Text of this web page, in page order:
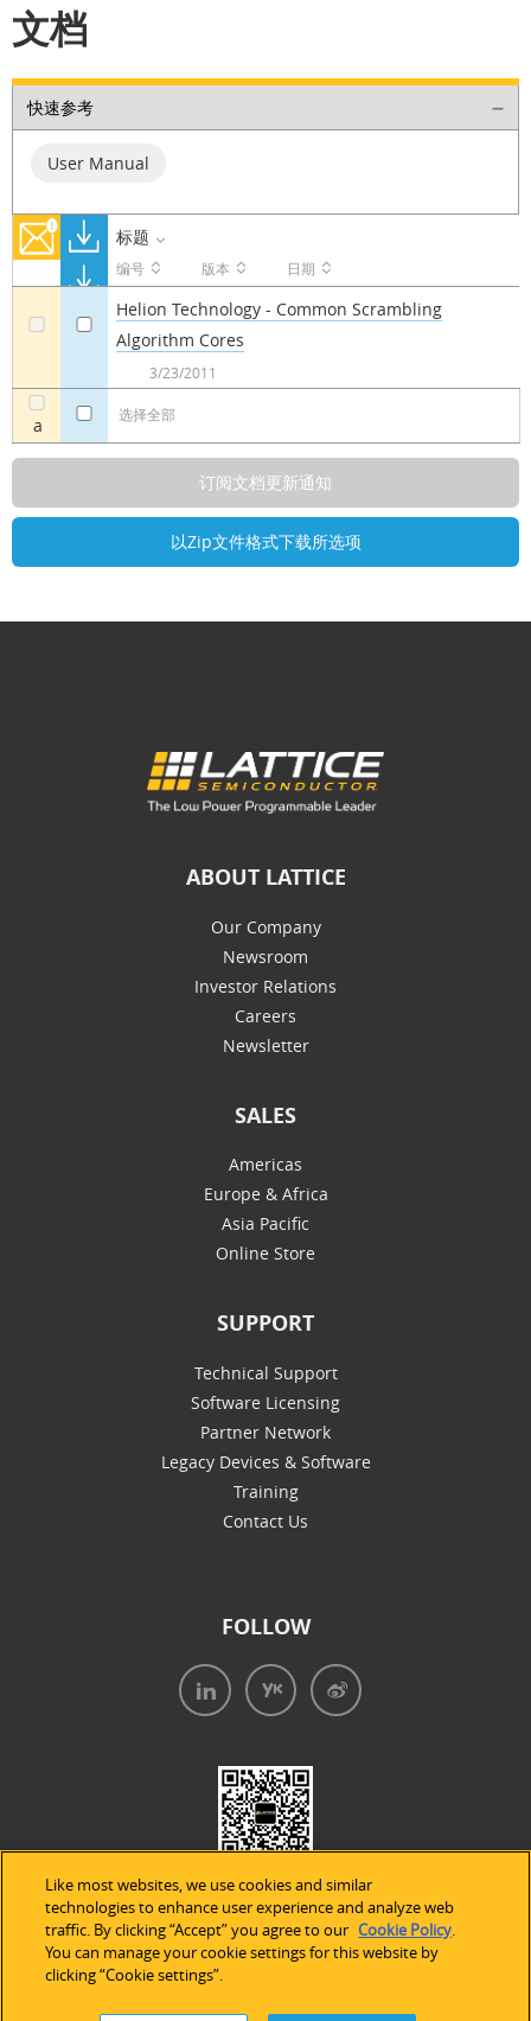
文档
快速参考
User Manual
标题
编号 版本 日期
a 选择全部
Helion Technology - Common Scrambling
Algorithm Cores
3/23/2011
ABOUT LATTICE
Our Company
Newsroom
Investor Relations
Careers
Newsletter
SALES
Americas
Europe & Africa
Asia Pacific
Online Store
SUPPORT
Technical Support
Software Licensing
Partner Network
Legacy Devices & Software
Training
Contact Us
FOLLOW
法律声明 隐私条款
Like most websites, we use cookies and similar
technologies to enhance user experience and analyze web
traffic. By clicking “Accept” you agree to our Cookie Policy.
You can manage your cookie settings for this website by
clicking “Cookie settings”.